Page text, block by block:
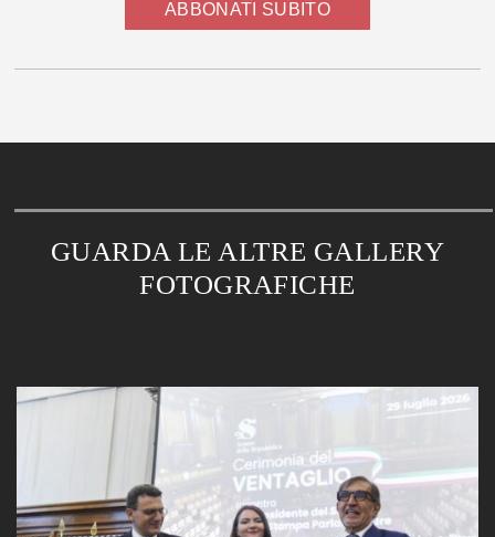
ABBONATI SUBITO
GUARDA LE ALTRE GALLERY
FOTOGRAFICHE